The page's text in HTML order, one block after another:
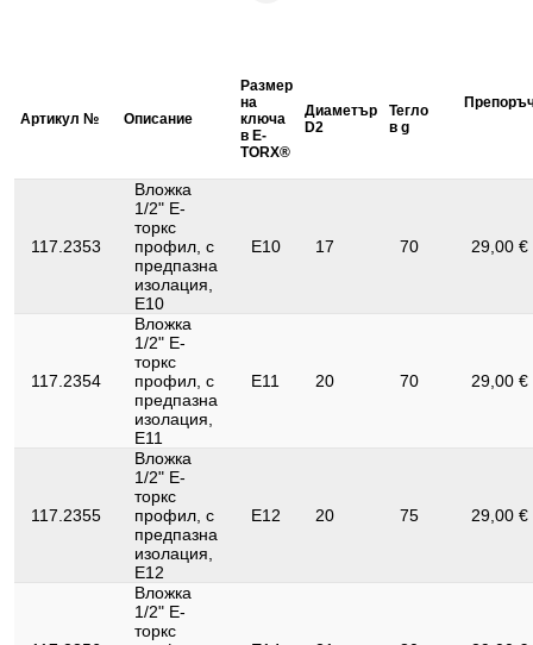
E-TORX®
Съдържание на
Удостоверение за
проверка:
1000V
Функции – атрибут 1:
Артикул № Описание
Размер
на
ключа
в E-
TORX®
Диаметър
D2
Тегло
в g
117.2353
Вложка
1/2" Е-
торкс
профил, с
предпазна
изолация,
E10
E10 17 70 29,00
117.2354
Вложка
1/2" Е-
торкс
профил, с
предпазна
изолация,
E11
E11 20 70 29,00
117.2355
Вложка
1/2" Е-
торкс
профил, с
предпазна
изолация,
E12
E12 20 75 29,00
Вложка
1/2" Е-
торкс